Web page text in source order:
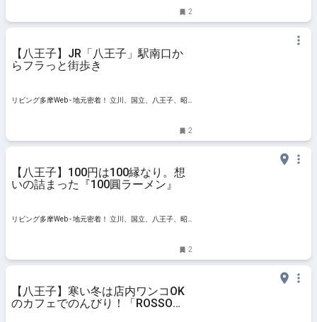
2
【八王子】JR「八王子」駅南口か
らフラっと街歩き
リビング多摩Web - 地元密着！ 立川、国立、八王子、昭
2
【八王子】100円は100縁なり。想
いの詰まった『100圓ラーメン』
リビング多摩Web - 地元密着！ 立川、国立、八王子、昭
2
【八王子】寒い冬は店内ワンコOK
のカフェでのんびり！「ROSSO